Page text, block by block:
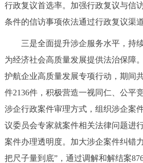
行政复议首选率。加强行政复议与信
条件的信访事项依法通过行政复议渠
三是全面提升涉企服务水平，持续
为经济社会高质量发展提供法治保障
护航企业高质量发展专项行动，期间
件2136件，积极营造一视同仁、公平
涉企行政案件审理方式，组织涉企案
议委员会专家就案件相关法律问题进
案件办理透明度。加大涉企案件纠错
把尺子量到底”，通过调解和解结案